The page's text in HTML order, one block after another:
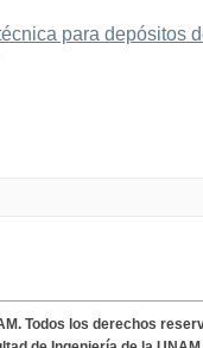
para depósitos
Todos los derechos